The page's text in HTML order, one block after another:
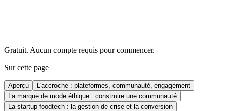
Gratuit. Aucun compte requis pour commencer.
Sur cette page
Aperçu
L'accroche : plateformes, communauté, engagement
La marque de mode éthique : construire une communauté
La startup foodtech : la gestion de crise et la conversion